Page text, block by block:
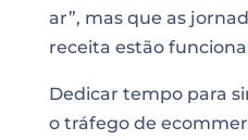
ar”, mas que as
receita estão
Dedicar tempo para
o tráfego de